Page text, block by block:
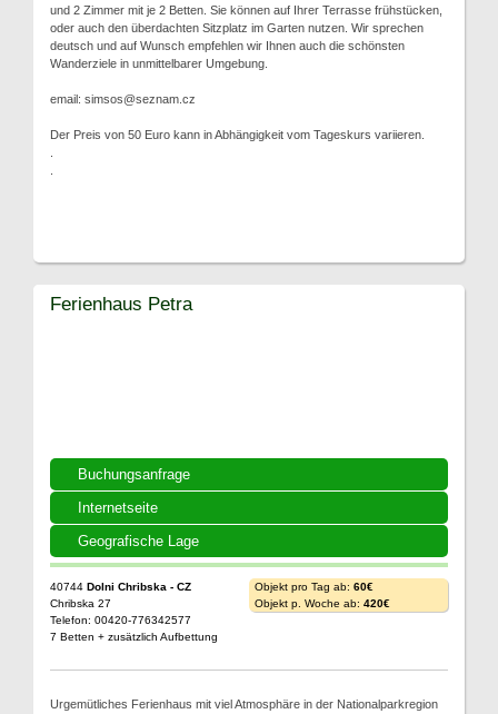
und 2 Zimmer mit je 2 Betten. Sie können auf Ihrer Terrasse frühstücken,
oder auch den überdachten Sitzplatz im Garten nutzen. Wir sprechen
deutsch und auf Wunsch empfehlen wir Ihnen auch die schönsten
Wanderziele in unmittelbarer Umgebung.
email: simsos@seznam.cz
Der Preis von 50 Euro kann in Abhängigkeit vom Tageskurs variieren.
Buchungsanfrage
Internetseite
Geografische Lage
Ferienhaus Petra
40744 Dolni Chribska - CZ
Chribska 27
Telefon: 00420-776342577
7 Betten + zusätzlich Aufbettung
Objekt pro Tag ab: 60€
Objekt p. Woche ab: 420€
Urgemütliches Ferienhaus mit viel Atmosphäre in der Nationalparkregion